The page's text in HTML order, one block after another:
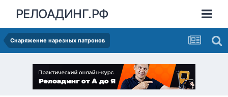
РЕЛОАДИНГ.РФ
Снаряжение нарезных патронов